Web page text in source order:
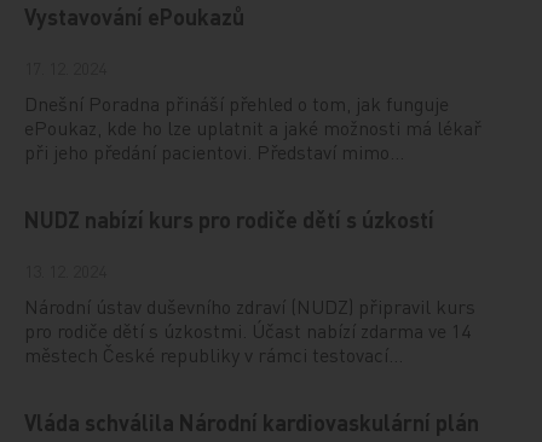
Vystavování ePoukazů
Dnešní Poradna přináší přehled o tom, jak funguje
ePoukaz, kde ho lze uplatnit a jaké možnosti má lékař
při jeho předání pacientovi. Představí mimo…
NUDZ nabízí kurs pro rodiče dětí s úzkostí
Národní ústav duševního zdraví (NUDZ) připravil kurs
pro rodiče dětí s úzkostmi. Účast nabízí zdarma ve 14
městech České republiky v rámci testovací…
Vláda schválila Národní kardiovaskulární plán